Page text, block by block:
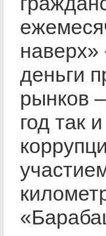
деньги
рынков
год так